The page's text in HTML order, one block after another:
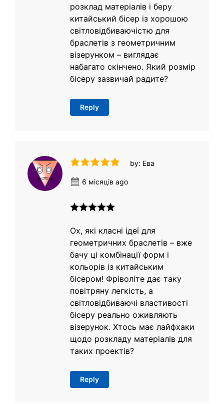
розклад матеріалів і беру
китайський бісер із хорошою
світловідбиваючістю для
браслетів з геометричним
візерунком – виглядає
набагато скінчено. Який розмір
бісеру зазвичай радите?
Reply
by: Ева
6 місяців ago
Ох, які класні ідеї для
геометричних браслетів – вже
бачу ці комбінації форм і
кольорів із китайським
бісером! Фріволіте дає таку
повітряну легкість, а
світловідбиваючі властивості
бісеру реально оживляють
візерунок. Хтось має лайфхаки
щодо розкладу матеріалів для
таких проектів?
Reply